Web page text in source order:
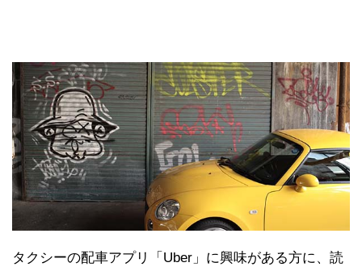
タクシーの配車アプリ「Uber」に興味がある方に、読